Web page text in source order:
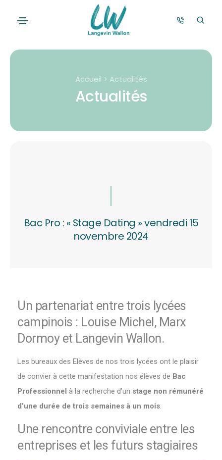
Accueil > Actualités
Actualités
Bac Pro : « Stage Dating » vendredi 15
novembre 2024
Un partenariat entre trois lycées
campinois : Louise Michel, Marx
Dormoy et Langevin Wallon.
Les bureaux des Elèves de nos trois lycées ont le plaisir
de convier à cette manifestation nos élèves de Bac
Professionnel à la recherche d’un stage non rémunéré
d’une durée de trois semaines à un mois.
Une rencontre conviviale entre les
entreprises et les futurs stagiaires